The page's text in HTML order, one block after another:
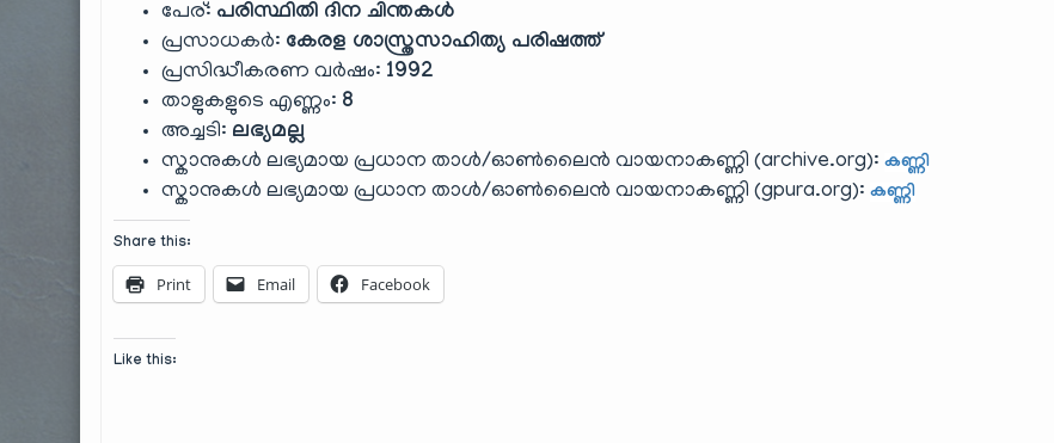
പേര്: പരിസ്ഥിതി ദിന ചിന്തകൾ
പ്രസാധകർ: കേരള ശാസ്ത്രസാഹിത്യ പരിഷത്ത്
പ്രസിദ്ധീകരണ വർഷം: 1992
താളുകളുടെ എണ്ണം: 8
അച്ചടി: ലഭ്യമല്ല
സ്കാനുകൾ ലഭ്യമായ പ്രധാന താൾ/ഓൺലൈൻ വായനാകണ്ണി (archive.org):കണ്ണി
സ്കാനുകൾ ലഭ്യമായ പ്രധാന താൾ/ഓൺലൈൻ വായനാകണ്ണി (gpura.org):കണ്ണി
Share this:
Print Email Facebook
Like this: